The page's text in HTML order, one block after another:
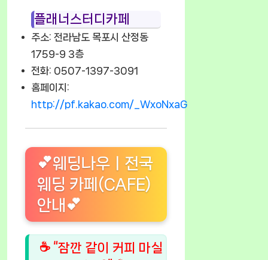
플래너스터디카페
주소: 전라남도 목포시 산정동
1759-9 3층
전화: 0507-1397-3091
홈페이지:
http://pf.kakao.com/_WxoNxaG
💕웨딩나우ㅣ전국
웨딩 카페(CAFE)
안내💕
☕ “잠깐 같이 커피 마실